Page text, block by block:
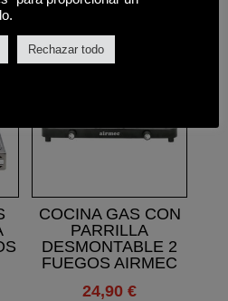
relacionados
COCINA GAS CON
PARRILLA
DESMONTABLE 2
FUEGOS AIRMEC
24,90€
Rechazar todo